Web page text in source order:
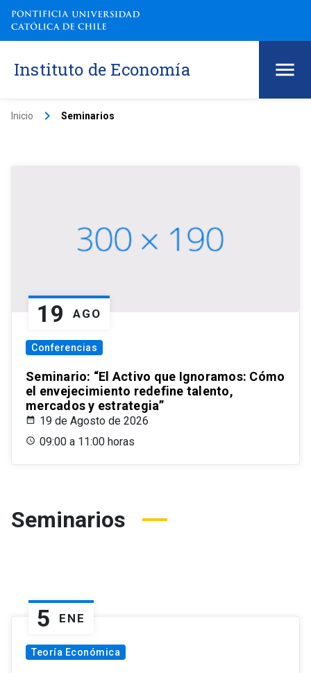
Instituto de Economía
Inicio keyboard_arrow_right Seminarios
19 AGO
Conferencias
Seminario: “El Activo que Ignoramos: Cómo
el envejecimiento redefine talento,
mercados y estrategia”
19 de Agosto de 2026
09:00 a 11:00 horas
Seminarios
5 ENE
Teoría Económica